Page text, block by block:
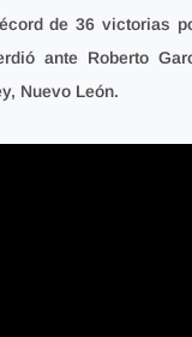
de 36 victorias
ante Roberto
Nuevo León.